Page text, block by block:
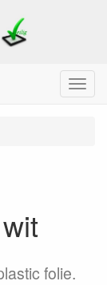
Menu
folie.